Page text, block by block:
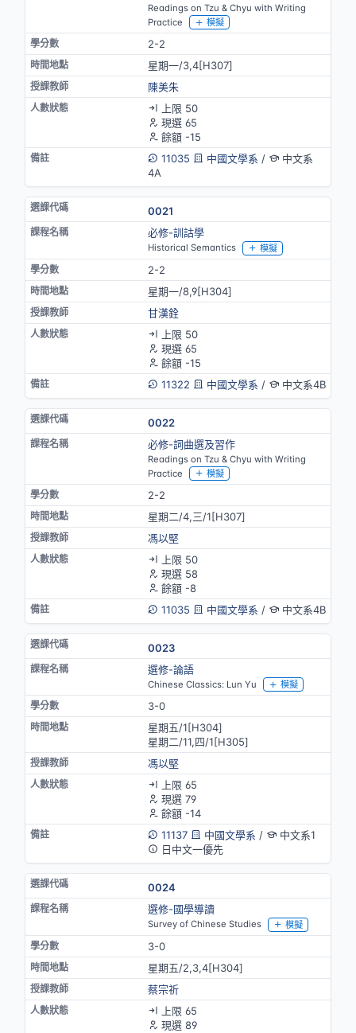
Readings on Tzu & Chyu with Writing
Practice
模擬
2-2
星期一/3,4[H307]
陳美朱
上限 50
現選 65
餘額 -15
11035
中國文學系 /
中文系
4A
0021
必修-訓詁學
Historical Semantics 模擬
2-2
星期一/8,9[H304]
甘漢銓
上限 50
現選 65
餘額 -15
11322
中國文學系 / 中文系4B
0022
必修-詞曲選及習作
Readings on Tzu & Chyu with Writing
Practice
模擬
2-2
星期二/4,三/1[H307]
馮以堅
上限 50
現選 58
餘額 -8
11035
中國文學系 / 中文系4B
0023
選修-論語
Chinese Classics: Lun Yu 模擬
3-0
星期五/1[H304]
星期二/11,四/1[H305]
馮以堅
上限 65
現選 79
餘額 -14
11137
中國文學系 /
中文系1
日中文一優先
0024
選修-國學導讀
Survey of Chinese Studies 模擬
3-0
星期五/2,3,4[H304]
蔡宗祈
上限 65
現選 89